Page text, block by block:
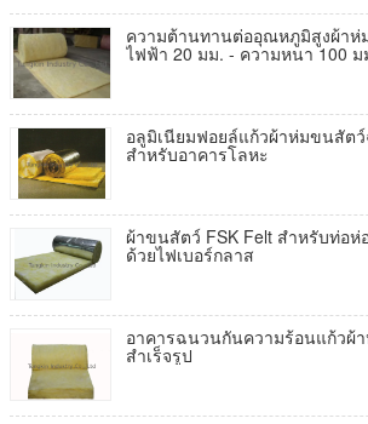
ความต้านทานต่ออุณหภูมิสูงผ้าห่
ไฟฟ้า 20 มม. - ความหนา 100 ม
อลูมิเนียมฟอยล์แก้วผ้าห่มขนสัต
สำหรับอาคารโลหะ
ผ้าขนสัตว์ FSK Felt สำหรับท่อ
ด้วยไฟเบอร์กลาส
อาคารฉนวนกันความร้อนแก้วผ้
สำเร็จรูป